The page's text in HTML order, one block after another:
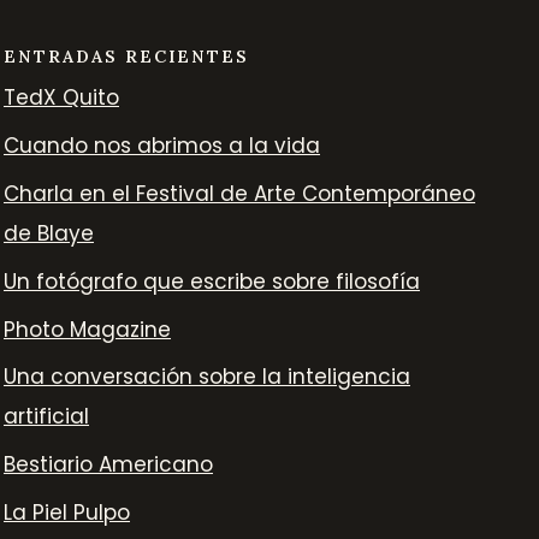
ENTRADAS RECIENTES
TedX Quito
Cuando nos abrimos a la vida
Charla en el Festival de Arte Contemporáneo
de Blaye
Un fotógrafo que escribe sobre filosofía
Photo Magazine
Una conversación sobre la inteligencia
artificial
Bestiario Americano
La Piel Pulpo